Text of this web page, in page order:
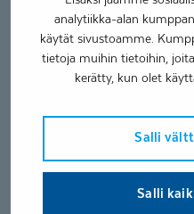
analytiikka-alan
käytät sivustoamme.
tietoja muihin tietoihin,
kerätty, kun olet
Salli
Salli